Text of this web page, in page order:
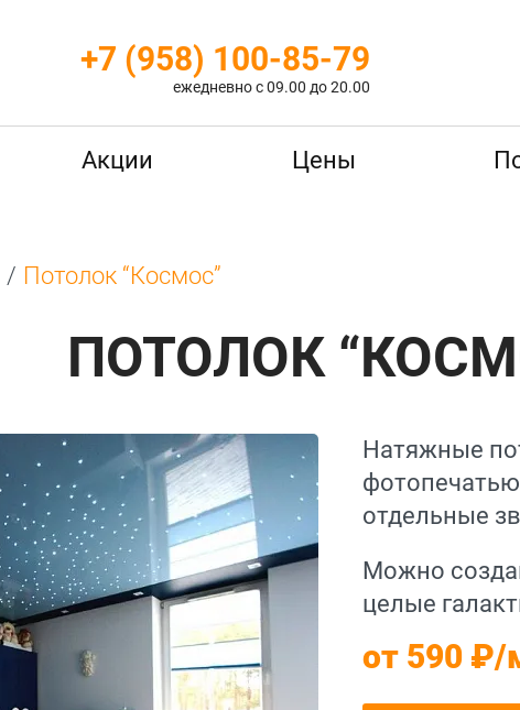
+7 (958) 100-85-79
ежедневно с 09.00 до 20.00
Акции Цены
/ Потолок “Космос”
ПОТОЛОК
Натяжные
отдельные
Можно
целые
от 590 ₽/